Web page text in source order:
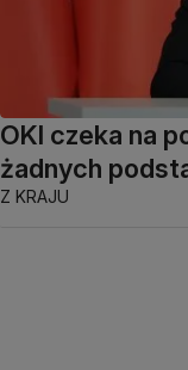
OKI czeka na
żadnych
Z KRAJU